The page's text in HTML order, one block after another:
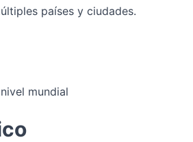
países y ciudades.
mundial